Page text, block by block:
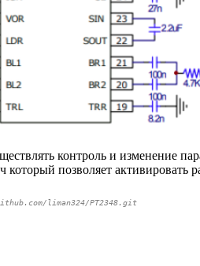
контроль и изменение
который позволяет активировать
liman324/PT2348.git